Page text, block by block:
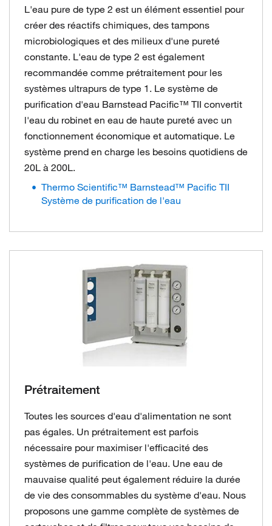
L'eau pure de type 2 est un élément essentiel pour
créer des réactifs chimiques, des tampons
microbiologiques et des milieux d'une pureté
constante. L'eau de type 2 est également
recommandée comme prétraitement pour les
systèmes ultrapurs de type 1. Le système de
purification d'eau Barnstead Pacific™ TII convertit
l'eau du robinet en eau de haute pureté avec un
fonctionnement économique et automatique. Le
système prend en charge les besoins quotidiens de
20L à 200L.
Thermo Scientific™ Barnstead™ Pacific TII
Système de purification de l'eau
Prétraitement
Toutes les sources d'eau d'alimentation ne sont
pas égales. Un prétraitement est parfois
nécessaire pour maximiser l'efficacité des
systèmes de purification de l'eau. Une eau de
mauvaise qualité peut également réduire la durée
de vie des consommables du système d'eau. Nous
proposons une gamme complète de systèmes de